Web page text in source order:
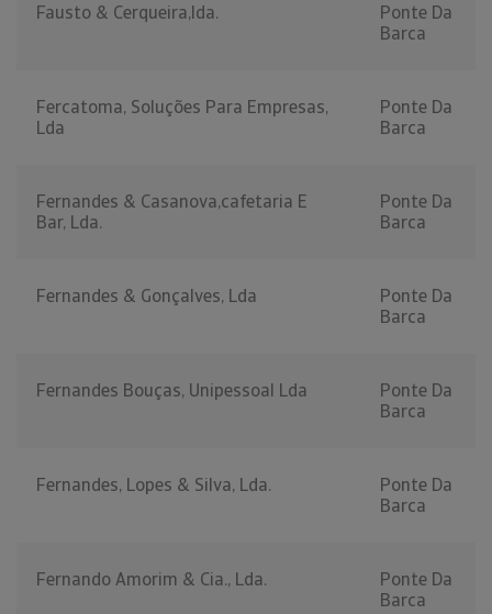
Fausto & Cerqueira,lda.
Ponte Da
Barca
Fercatoma, Soluções Para Empresas,
Lda
Ponte Da
Barca
Fernandes & Casanova,cafetaria E
Bar, Lda.
Ponte Da
Barca
Fernandes & Gonçalves, Lda
Ponte Da
Barca
Fernandes Bouças, Unipessoal Lda
Ponte Da
Barca
Fernandes, Lopes & Silva, Lda.
Ponte Da
Barca
Fernando Amorim & Cia., Lda.
Ponte Da
Barca